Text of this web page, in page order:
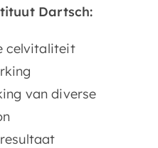
Dartsch:
celvitaliteit
van diverse